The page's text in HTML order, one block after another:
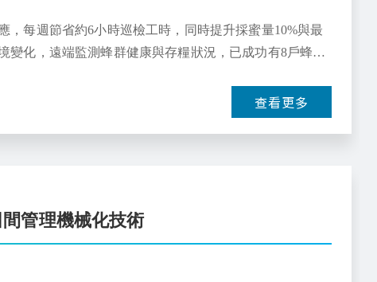
每週節省約6小時巡檢工時，同時提升採蜜量10%與最
化，遠端監測蜂群健康與存糧狀況，已成功有8戶蜂農
查看更多
管理機械化技術